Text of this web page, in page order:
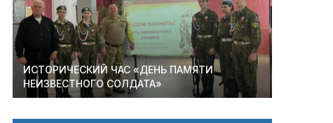
ИСТОРИЧЕСКИЙ ЧАС «ДЕНЬ ПАМЯТИ
НЕИЗВЕСТНОГО СОЛДАТА»